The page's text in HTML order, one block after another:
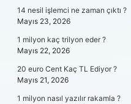
14 nesil işlemci ne zaman çıktı ?
Mayıs 23, 2026
1 milyon kaç trilyon eder ?
Mayıs 22, 2026
20 euro Cent Kaç TL Ediyor ?
Mayıs 21, 2026
1 milyon nasıl yazılır rakamla ?